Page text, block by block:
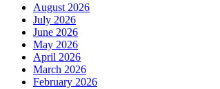
August 2026
July 2026
June 2026
May 2026
April 2026
March 2026
February 2026